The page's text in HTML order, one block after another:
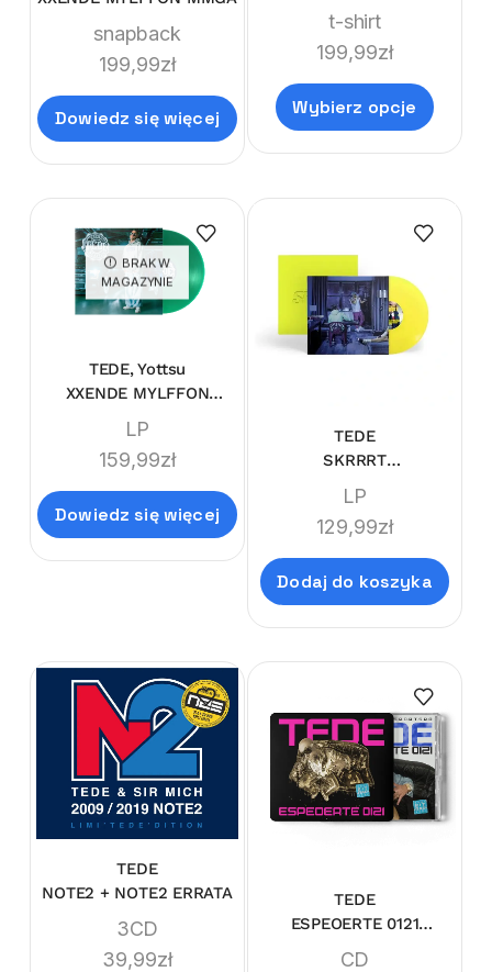
snapback
199,99zł
Dowiedz się więcej
t-shirt
199,99zł
Wybierz opcje
BRAK W
MAGAZYNIE
TEDE, Yottsu
XXENDE MYLFFON
LIMITEDE LP
LP
159,99zł
Dowiedz się więcej
TEDE
SKRRRT
(LIMI'TEDE'EDITION NEON
VINYL)
LP
129,99zł
Dodaj do koszyka
TEDE
NOTE2 + NOTE2 ERRATA
3CD
39,99zł
TEDE
ESPEOERTE 0121
(LIMI'TEDE'DITION)
CD